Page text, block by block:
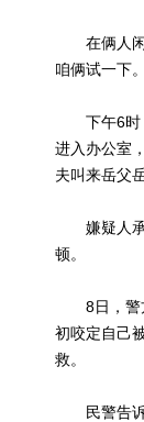
在俩人闲
咱俩试一下
下午6时，
进入办公室
夫叫来岳父
嫌疑人承
顿。
8日，警方
初咬定自己
救。
民警告诉